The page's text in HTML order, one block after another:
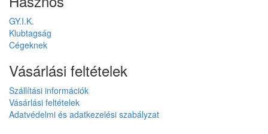
GY.I.K.
Klubtagság
Cégeknek
Vásárlási feltételek
Szállítási információk
Vásárlási feltételek
Adatvédelmi és adatkezelési szabályzat